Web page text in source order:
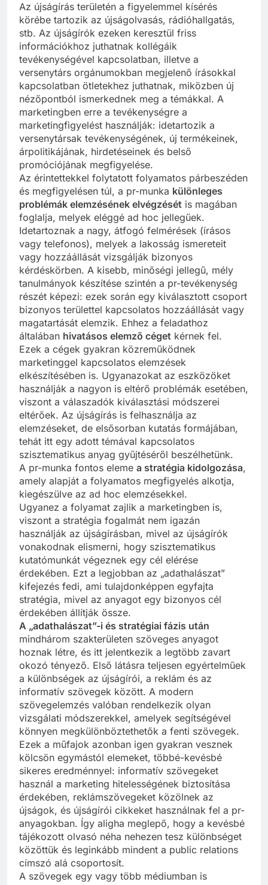
Az újságírás területén a figyelemmel kísérés
körébe tartozik az újságolvasás, rádióhallgatás,
stb. Az újságírók ezeken keresztül friss
információkhoz juthatnak kollégáik
tevékenységével kapcsolatban, illetve a
versenytárs orgánumokban megjelenő írásokkal
kapcsolatban ötletekhez juthatnak, miközben új
nézőpontból ismerkednek meg a témákkal. A
marketingben erre a tevékenységre a
marketingfigyelést használják: idetartozik a
versenytársak tevékenységének, új termékeinek,
árpolitikájának, hirdetéseinek és belső
promóciójának megfigyelése.
Az érintettekkel folytatott folyamatos párbeszéden
és megfigyelésen túl, a pr-munka különleges
problémák elemzésének elvégzését is magában
foglalja, melyek eléggé ad hoc jellegűek.
Idetartoznak a nagy, átfogó felmérések (írásos
vagy telefonos), melyek a lakosság ismereteit
vagy hozzáállását vizsgálják bizonyos
kérdéskörben. A kisebb, minőségi jellegű, mély
tanulmányok készítése szintén a pr-tevékenység
részét képezi: ezek során egy kiválasztott csoport
bizonyos területtel kapcsolatos hozzáállását vagy
magatartását elemzik. Ehhez a feladathoz
általában hivatásos elemző céget kérnek fel.
Ezek a cégek gyakran közreműködnek
marketinggel kapcsolatos elemzések
elkészítésében is. Ugyanazokat az eszközöket
használják a nagyon is eltérő problémák esetében,
viszont a válaszadók kiválasztási módszerei
eltérőek. Az újságírás is felhasználja az
elemzéseket, de elsősorban kutatás formájában,
tehát itt egy adott témával kapcsolatos
szisztematikus anyag gyűjtéséről beszélhetünk.
A pr-munka fontos eleme a stratégia kidolgozása,
amely alapját a folyamatos megfigyelés alkotja,
kiegészülve az ad hoc elemzésekkel.
Ugyanez a folyamat zajlik a marketingben is,
viszont a stratégia fogalmát nem igazán
használják az újságírásban, mivel az újságírók
vonakodnak elismerni, hogy szisztematikus
kutatómunkát végeznek egy cél elérése
érdekében. Ezt a legjobban az „adathalászat”
kifejezés fedi, ami tulajdonképpen egyfajta
stratégia, mivel az anyagot egy bizonyos cél
érdekében állítják össze.
A „adathalászat”-i és stratégiai fázis után
mindhárom szakterületen szöveges anyagot
hoznak létre, és itt jelentkezik a legtöbb zavart
okozó tényező. Első látásra teljesen egyértelműek
a különbségek az újságírói, a reklám és az
informatív szövegek között. A modern
szövegelemzés valóban rendelkezik olyan
vizsgálati módszerekkel, amelyek segítségével
könnyen megkülönböztethetők a fenti szövegek.
Ezek a műfajok azonban igen gyakran vesznek
kölcsön egymástól elemeket, többé-kevésbé
sikeres eredménnyel: informatív szövegeket
használ a marketing hitelességének biztosítása
érdekében, reklámszövegeket közölnek az
újságok, és újságírói cikkeket használnak fel a pr-
anyagokban. Így aligha meglepő, hogy a kevésbé
tájékozott olvasó néha nehezen tesz különbséget
közöttük és leginkább mindent a public relations
címszó alá csoportosít.
A szövegek egy vagy több médiumban is